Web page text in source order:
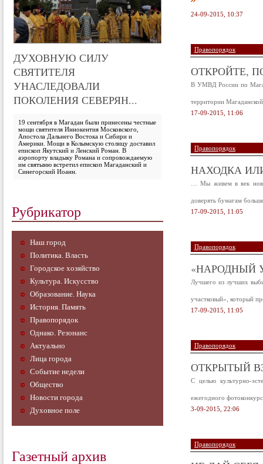
ДУХОВНУЮ СИЛУ
СВЯТИТЕЛЯ
УНАСЛЕДОВАЛИ
ПОКОЛЕНИЯ СЕВЕРЯН...
19 сентября в Магадан были принесены честные
мощи святителя Иннокентия Московского,
Апостола Дальнего Востока и Сибири и
Америки. Мощи в Колымскую столицу доставил
епископ Якутский и Ленский Роман. В
аэропорту владыку Романа и сопровождаемую
им святыню встретил епископ Магаданский и
Синегорский Иоанн.
Рубрикатор
Наш город
Политика. Власть
Городское хозяйство
Культура. Искусство
Образование. Наука
История. Память
Правопорядок
Однако. Резонанс
Актуально
Лица города
Событие недели
Общество
Новости города
Духовное поле
Газетный архив
24-09-2015, 10:37
Правопорядок
ОТКРОЙТЕ,
В УМВД России по
территории
17-09-2015, 11:06
Правопорядок
НАХОДКА
… Мы живем в век
доверять бумагам
17-09-2015, 11:05
Правопорядок
«НАРОДНЫЙ
Лучшего из лучших
участковый», который
17-09-2015, 11:05
Правопорядок
ОТКРЫТЫЙ
С целью культурно-
ежегодного
3-09-2015, 22:06
Правопорядок